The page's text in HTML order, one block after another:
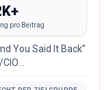
pro Beitrag
You Said It Back”